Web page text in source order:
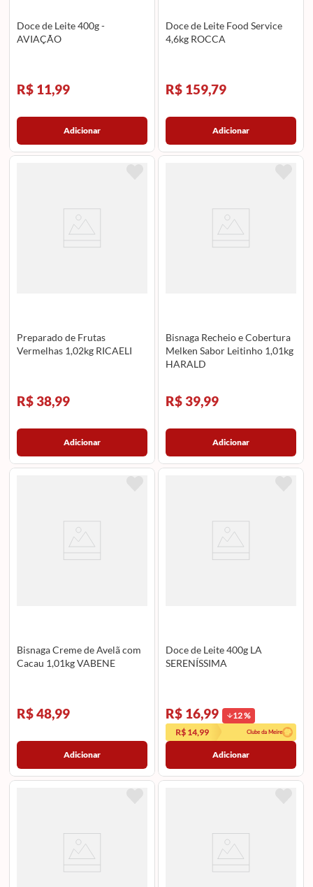
Doce de Leite 400g -
AVIAÇÃO
R$ 11,99
Adicionar
Doce de Leite Food Service
4,6kg ROCCA
R$ 159,79
Adicionar
Preparado de Frutas
Vermelhas 1,02kg RICAELI
R$ 38,99
Adicionar
Bisnaga Recheio e Cobertura
Melken Sabor Leitinho 1,01kg
HARALD
R$ 39,99
Adicionar
Bisnaga Creme de Avelã com
Cacau 1,01kg VABENE
R$ 48,99
Adicionar
Doce de Leite 400g LA
SERENÍSSIMA
R$ 16,99 12%
R$ 14,99
Clube da Meire
Adicionar